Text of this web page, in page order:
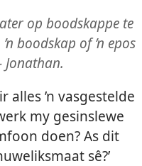
op boodskappe te
boodskap of ’n epos
alles ’n vasgestelde
my gesinslewe
doen? As dit
sê?’